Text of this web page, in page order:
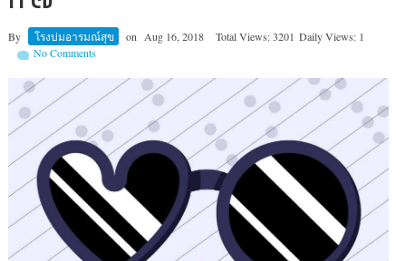
By โรงบ่มอารมณ์สุข on Aug 16, 2018 Total Views: 3201 Daily Views: 1
No Comments